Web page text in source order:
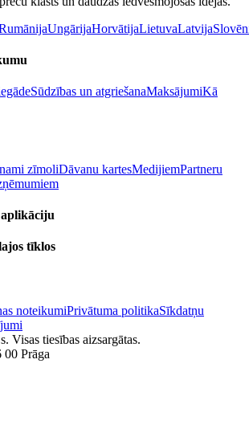
UngārijaHorvātijaLietuvaLatvija
Sūdzības un atgriešanaMaksājumiKā
zīmoliDāvanu kartesMedijiemPartneru
tīklos
noteikumiPrivātuma politikaSīkdatņu
Visas tiesības aizsargātas.
Prāga